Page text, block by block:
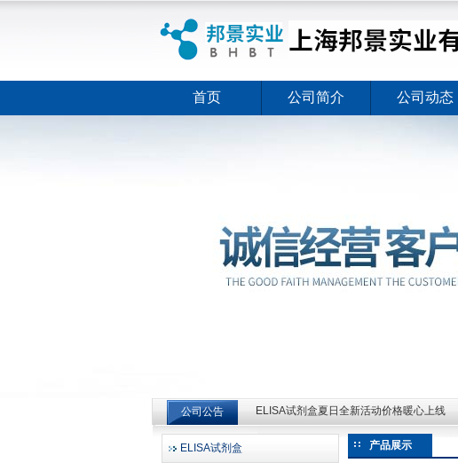
上海邦景实业有限公司
首页 公司简介 公司动态
公司公告 ELISA试剂盒夏日全新活动价格暖心上线
ELISA试剂盒夏日全新活动价格暖心上线
ELISA试剂盒 产品展示